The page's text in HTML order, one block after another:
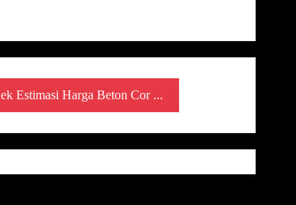
Estimasi Harga Beton Cor ...